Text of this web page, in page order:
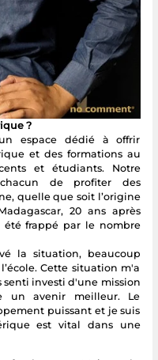
?
espace dédié à offrir
et des formations au
et étudiants. Notre
de profiter des
quelle que soit l’origine
20 ans après
été frappé par le nombre
la situation, beaucoup
Cette situation m'a
investi d'une mission
un avenir meilleur. Le
puissant et je suis
est vital dans une